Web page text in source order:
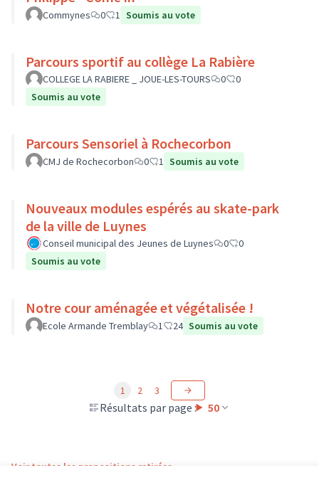
Commynes 0 1 Soumis au vote
Parcours sportif au collège La Rabière
COLLEGE LA RABIERE _ JOUE-LES-TOURS 0
0
Soumis au vote
Parcours Sensoriel à Rochecorbon
CMJ de Rochecorbon 0 1 Soumis au vote
Nouveaux modules espérés au skate-park
de la ville de Luynes
Conseil municipal des Jeunes de Luynes 0
0
Soumis au vote
Notre cour aménagée et végétalisée !
Ecole Armande Tremblay 1 24 Soumis au vote
Résultats par page : 50
1 2 3
Voir toutes les propositions retirées